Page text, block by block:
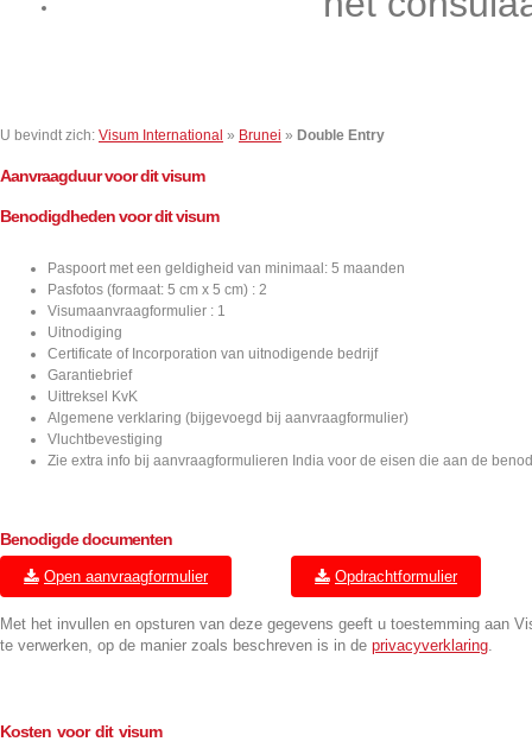
U bevindt zich: Visum International » Brunei » Double Entry
Aanvraagduur voor dit visum
Benodigdheden voor dit visum
Paspoort met een geldigheid van minimaal: 5 maanden
Pasfotos (formaat: 5 cm x 5 cm) : 2
Visumaanvraagformulier : 1
Uitnodiging
Certificate of Incorporation van uitnodigende bedrijf
Garantiebrief
Uittreksel KvK
Algemene verklaring (bijgevoegd bij aanvraagformulier)
Vluchtbevestiging
Zie extra info bij aanvraagformulieren India voor de eisen die aan de
Benodigde documenten
Open aanvraagformulier Opdrachtformulier
Met het invullen en opsturen van deze gegevens geeft u toestemming aan
te verwerken, op de manier zoals beschreven is in de privacyverklaring.
Kosten voor dit visum